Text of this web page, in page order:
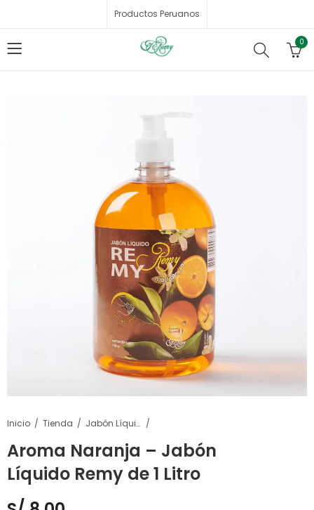
Productos Peruanos
0
Inicio Tienda Jabón Líquido Remy
Aroma Naranja – Jabón
Líquido Remy de 1 Litro